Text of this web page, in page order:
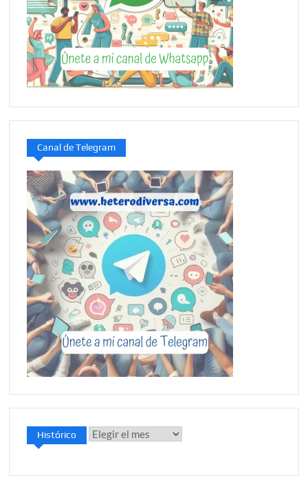
Canal de Telegram
Histórico Histórico